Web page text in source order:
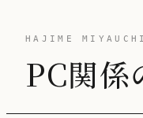
HAJIME
PC関係